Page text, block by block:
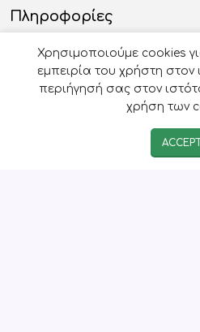
Πληροφορίες
Όροι Χρήσης
Ωράριο Γραφείου Eshop
Ωράριο Τηλεφωνικού
Χρησιμοποιούμε cookies
εμπειρία του χρήστη
περιήγησή σας στον
χρήση των
ACCEPT